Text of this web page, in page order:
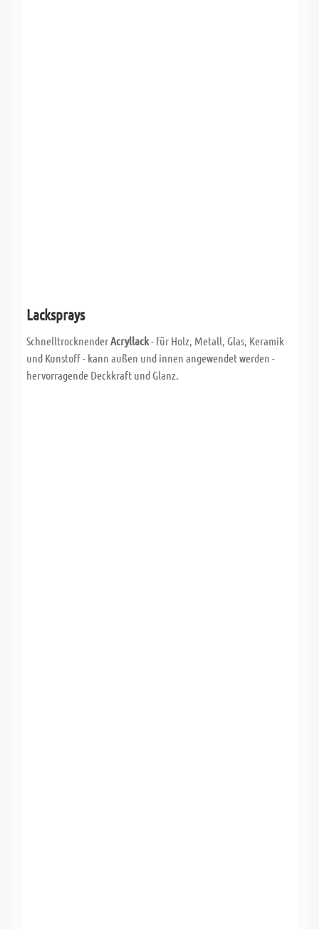
Lacksprays
SchnelltrocknenderAcryllack- für Holz, Metall, Glas, Keramik
und Kunstoff - kann außen und innen angewendet werden -
hervorragende Deckkraft und Glanz.